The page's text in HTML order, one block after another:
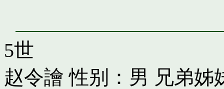
5世
赵令譮 性别：男 兄弟姊